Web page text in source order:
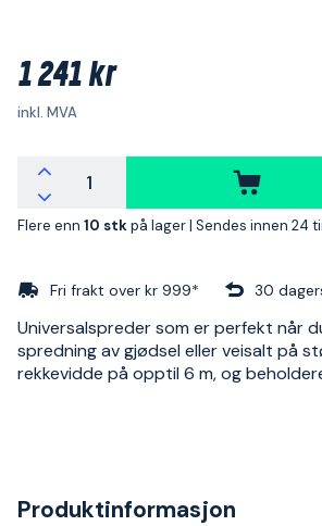
1 241 kr
inkl. MVA
Flere enn 10 stkpå lager | Sendes innen 24
Fri frakt over kr 999* 30
Universalspreder som er perfekt når
spredning av gjødsel eller veisalt på
rekkevidde på opptil 6 m, og
Produktinformasjon